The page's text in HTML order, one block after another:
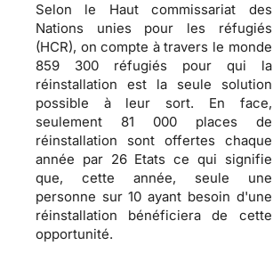
Selon le Haut commissariat des
Nations unies pour les réfugiés
(HCR), on compte à travers le monde
859 300 réfugiés pour qui la
réinstallation est la seule solution
possible à leur sort. En face,
seulement 81 000 places de
réinstallation sont offertes chaque
année par 26 Etats ce qui signifie
que, cette année, seule une
personne sur 10 ayant besoin d'une
réinstallation bénéficiera de cette
opportunité.